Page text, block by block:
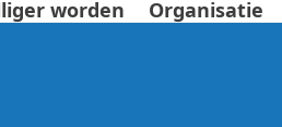
worden Organisatie